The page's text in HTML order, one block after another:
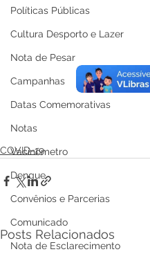
Políticas Públicas
Cultura Desporto e Lazer
Nota de Pesar
Campanhas
Datas Comemorativas
Notas
Vacinômetro
Dengue
Convênios e Parcerias
Comunicado
Nota de Esclarecimento
COVID-19
Posts Relacionados